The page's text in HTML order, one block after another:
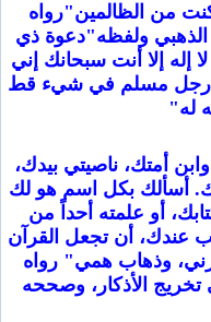
كنت من الظالمين"رواه
الذهبي ولفظه"دعوة ذي
إله إلا أنت سبحانك إني
رجل مسلم في شيء قط
له"
أمتك، ناصيتي بيدك،
أسألك بكل اسم هو لك
أو علمته أحداً من
عندك، أن تجعل القرآن
وذهاب همي" رواه
الأذكار، وصححه